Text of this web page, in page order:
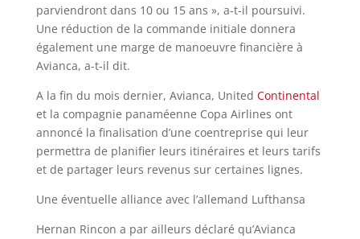
parviendront dans 10 ou 15 ans », a-t-il poursuivi.
Une réduction de la commande initiale donnera
également une marge de manoeuvre financière à
Avianca, a-t-il dit.
A la fin du mois dernier, Avianca, United Continental
et la compagnie panaméenne Copa Airlines ont
annoncé la finalisation d’une coentreprise qui leur
permettra de planifier leurs itinéraires et leurs tarifs
et de partager leurs revenus sur certaines lignes.
Une éventuelle alliance avec l’allemand Lufthansa
Hernan Rincon a par ailleurs déclaré qu’Avianca